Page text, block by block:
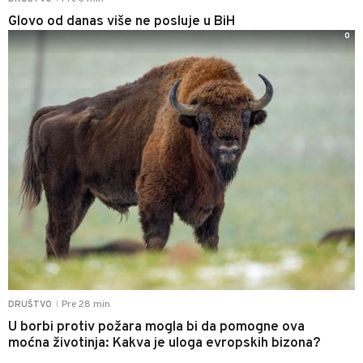
Glovo od danas više ne posluje u BiH
DRUŠTVO Pre 28 min
U borbi protiv požara mogla bi da pomogne ova
moćna životinja: Kakva je uloga evropskih bizona?
0